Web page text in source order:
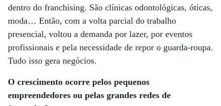
dentro do franchising. São clínicas odontológicas, óticas,
moda… Então, com a volta parcial do trabalho
presencial, voltou a demanda por lazer, por eventos
profissionais e pela necessidade de repor o guarda-roupa.
Tudo isso gera negócios.
O crescimento ocorre pelos pequenos
empreendedores ou pelas grandes redes de